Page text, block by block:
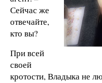
Сейчас же
отвечайте,
кто вы?
При всей
своей
кротости, Владыка не